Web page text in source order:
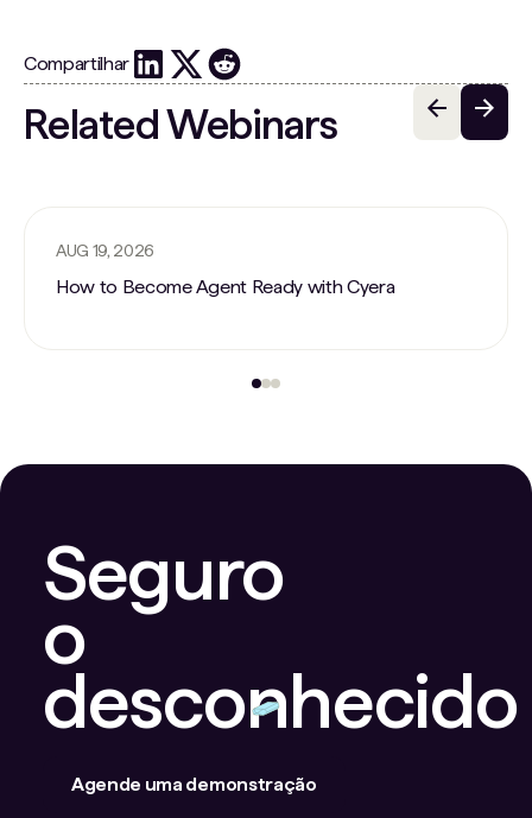
Compartilhar
Related Webinars
AUG 19, 2026
How to Become Agent Ready with Cyera
Seguro
o
desconhecido
Agende uma demonstração